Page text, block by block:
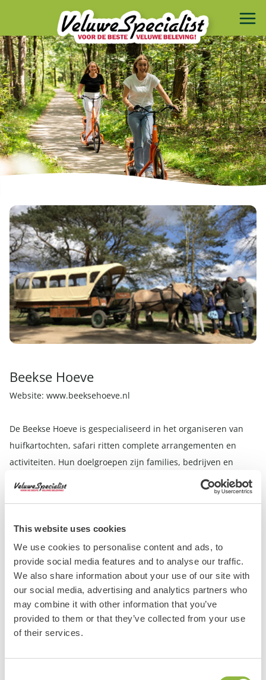
This website uses cookies
We use cookies to personalise content and ads, to
provide social media features and to analyse our traffic.
We also share information about your use of our site with
our social media, advertising and analytics partners who
may combine it with other information that you’ve
provided to them or that they’ve collected from your use
of their services.
Beekse Hoeve
Website: www.beeksehoeve.nl
De Beekse Hoeve is gespecialiseerd in het organiseren van
huifkartochten, safari ritten complete arrangementen en
activiteiten. Hun doelgroepen zijn families, bedrijven en
vrijgezellenfeesten, kinderfeesten en sportieve activiteiten.
12,5 jaar lang leuke activiteiten en arrangementen voor de
gasten mogen verzorgen. Er is dan ook niets mooiers dan het
verzorgen van eenfamilie of bedrijfsfeest. In samenwerking
met de beste horeca bedrijven in en om Otterlo bieden ze
dan leuke programma's aan voor elke doelgroep. Je kan het
dus leuk combineren met een activiteit bij de
Specialist, probeer bijvoorbeeld eens de grappige
Beekse Hoeve.